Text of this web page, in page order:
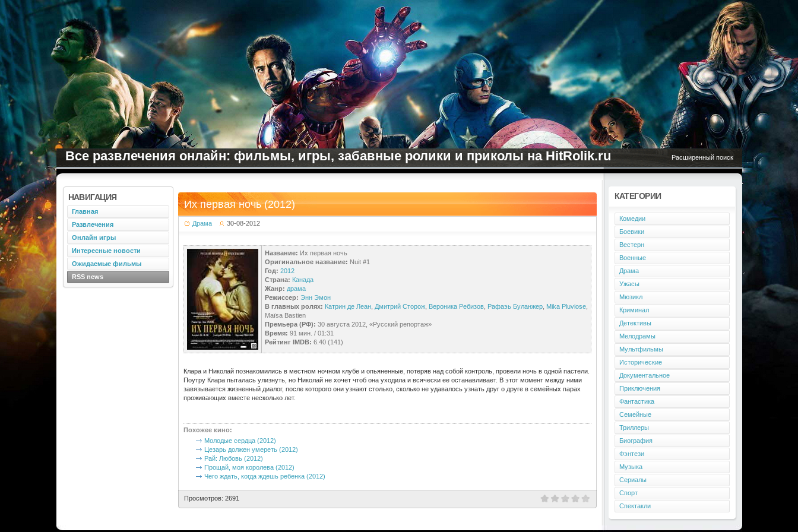
Расширенный поиск
Все развлечения онлайн: фильмы, игры, забавные ролики и приколы на HitRolik.ru
Их первая ночь (2012)
Драма 30-08-2012
Название: Их первая ночь
Оригинальное название: Nuit #1
Год: 2012
Страна: Канада
Жанр: драма
Режиссер: Энн Эмон
В главных ролях: Катрин де Леан, Дмитрий Сторож, Вероника Ребизов, Рафаэь Буланжер, Mika Pluviose,
Maïsa Bastien
Премьера (РФ): 30 августа 2012, «Русский репортаж»
Время: 91 мин. / 01:31
Рейтинг IMDB: 6.40 (141)
Клара и Николай познакомились в местном ночном клубе и опьяненные, потеряв над собой контроль, провели ночь в одной пастели.
Поутру Клара пыталась улизнуть, но Николай не хочет чтоб она уходила и всячески ее останавливает. В этот момент между ними
завязывается жизненный диалог, после которого они узнают столько, сколько не удавалось узнать друг о друге в семейных парах
проживающих вместе несколько лет.
Похожее кино:
Молодые сердца (2012)
Цезарь должен умереть (2012)
Рай: Любовь (2012)
Прощай, моя королева (2012)
Чего ждать, когда ждешь ребенка (2012)
Просмотров: 2691
КАТЕГОРИИ
Комедии
Боевики
Вестерн
Военные
Драма
Ужасы
Мюзикл
Криминал
Детективы
Мелодрамы
Мультфильмы
Исторические
Документальное
Приключения
Фантастика
Семейные
Триллеры
Биография
Фэнтези
Музыка
Сериалы
Спорт
Спектакли
НАВИГАЦИЯ
Главная
Развлечения
Онлайн игры
Интересные новости
Ожидаемые фильмы
RSS news